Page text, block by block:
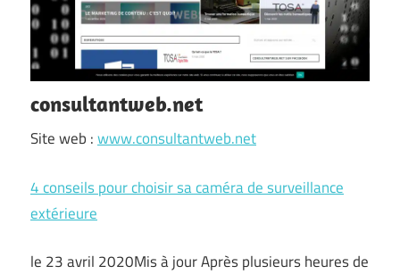
consultantweb.net
Site web :www.consultantweb.net
4 conseils pour choisir sa caméra de surveillance
extérieure
le 23 avril 2020Mis à jour Après plusieurs heures de